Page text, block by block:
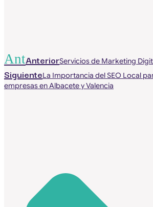
AntAnteriorServicios de Marketing
SiguienteLa Importancia del SEO Local
empresas en Albacete y Valencia